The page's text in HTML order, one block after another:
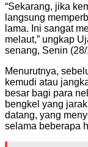
“Sekarang, jika
langsung
lama. Ini sangat
melaut,” ungkap
senang, Senin
Menurutnya,
kemudi atau
besar bagi para
bengkel yang
datang, yang
selama beberapa